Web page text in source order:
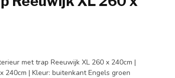
met trap Reeuwijk XL 260 x 240cm |
240cm | Kleur: buitenkant Engels groen